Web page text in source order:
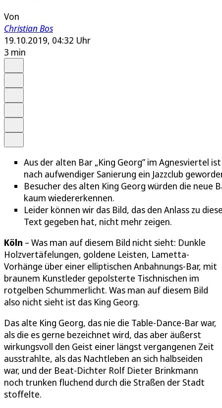
Von
Christian Bos
19.10.2019, 04:32 Uhr
3 min
Aus der alten Bar „King Georg” im Agnesviertel ist
nach aufwendiger Sanierung ein Jazzclub
Besucher des alten King Georg würden die neue
kaum wiedererkennen.
Leider können wir das Bild, das den Anlass zu
Text gegeben hat, nicht mehr zeigen.
Köln – Was man auf diesem Bild nicht sieht: Dunkle
Holzvertäfelungen, goldene Leisten, Lametta-
Vorhänge über einer elliptischen Anbahnungs-Bar, mit
braunem Kunstleder gepolsterte Tischnischen im
rotgelben Schummerlicht. Was man auf diesem Bild
also nicht sieht ist das King Georg.
Das alte King Georg, das nie die Table-Dance-Bar war,
als die es gerne bezeichnet wird, das aber äußerst
wirkungsvoll den Geist einer längst vergangenen Zeit
ausstrahlte, als das Nachtleben an sich halbseiden
war, und der Beat-Dichter Rolf Dieter Brinkmann
noch trunken fluchend durch die Straßen der Stadt
stoffelte.